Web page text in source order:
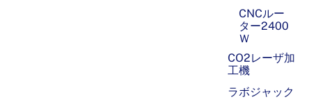
CNCルー
ター2400
Ｗ
CO2レーザ加
工機
ラボジャック